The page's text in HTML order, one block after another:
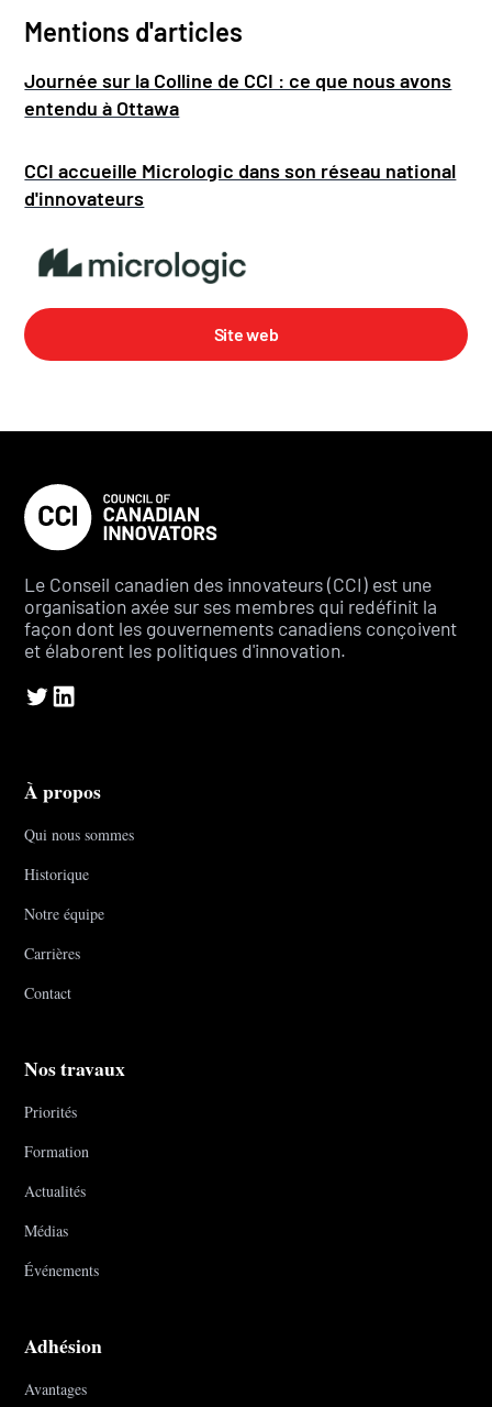
Site web
Mentions d'articles
Journée sur la Colline de CCI : ce que nous avons
entendu à Ottawa
CCI accueille Micrologic dans son réseau national
d'innovateurs
Le Conseil canadien des innovateurs (CCI) est une
organisation axée sur ses membres qui redéfinit la
façon dont les gouvernements canadiens conçoivent
et élaborent les politiques d'innovation.
À propos
Qui nous sommes
Historique
Notre équipe
Carrières
Contact
Nos travaux
Priorités
Formation
Actualités
Médias
Événements
Adhésion
Avantages